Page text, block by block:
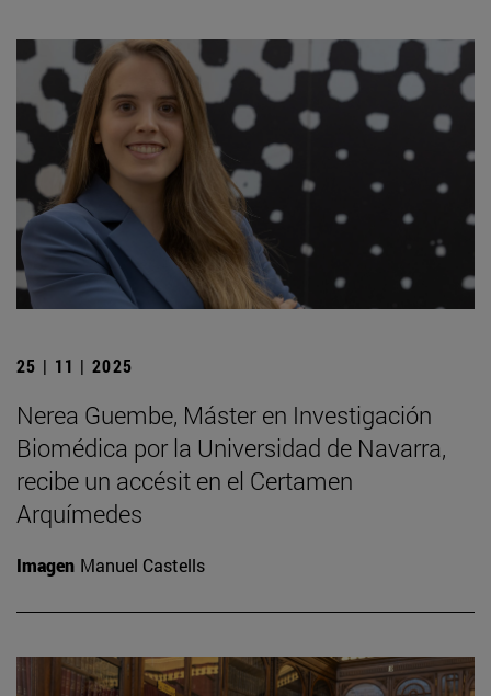
25 | 11 | 2025
Nerea Guembe, Máster en Investigación
Biomédica por la Universidad de Navarra,
recibe un accésit en el Certamen
Arquímedes
Imagen Manuel Castells